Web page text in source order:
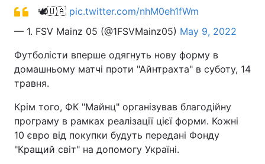
🕊️🇺🇦 pic.twitter.com/nhM0eh1fWm
— 1. FSV Mainz 05 (@1FSVMainz05) May 9, 2022
Футболісти вперше одягнуть нову форму в
домашньому матчі проти "Айнтрахта" в суботу, 14
травня.
Крім того, ФК "Майнц" організував благодійну
програму в рамках реалізації цієї форми. Кожні
10 євро від покупки будуть передані Фонду
"Кращий світ" на допомогу Україні.